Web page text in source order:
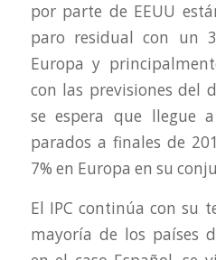
por parte de EEUU
paro residual con un
Europa y
con las previsiones del
se espera que llegue
parados a finales de
7% en Europa en su
El IPC continúa con su
mayoría de los países